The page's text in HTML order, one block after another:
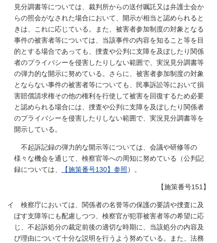
見分調書等については、裁判所からの送付嘱託又は弁護士会か
らの照会がなされた場合において、開示が相当と認められると
きは、これに応じている。また、被害者参加制度の対象となる
事件の被害者等については、当該事件の内容を知ること等を目
的とする場合であっても、捜査や公判に支障を及ぼしたり関係
者のプライバシーを侵害したりしない範囲で、実況見分調書等
の弾力的な開示に努めている。さらに、被害者参加制度の対象
とならない事件の被害者等についても、民事訴訟等において損
害賠償請求権その他の権利を行使して被害を回復するため必要
と認められる場合には、捜査や公判に支障を及ぼしたり関係者
のプライバシーを侵害したりしない範囲で、実況見分調書等を
開示している。
不起訴記録の弾力的な開示等については、会議や研修等の
様々な機会を通じて、検察官等への周知に努めている（公判記
録については、
【施策番号130】参照 ）。
【施策番号151】
イ 検察庁においては、関係者の名誉等の保護の要請や捜査に及
ぼす支障等にも配慮しつつ、検察官が犯罪被害者等の希望に応
じ、不起訴処分の裁定前後の適切な時期に、当該処分の内容及
び理由について十分な説明を行うよう努めている。また、法務